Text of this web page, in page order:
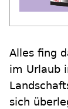
Alles fing
im Urlaub
sich